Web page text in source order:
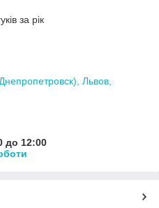
за рік
Львов,
до 12:00